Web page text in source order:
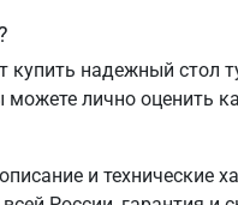
купить надежный
лично оценить
и технические